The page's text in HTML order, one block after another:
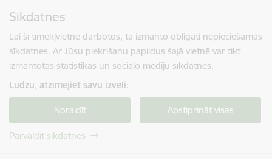
Sīkdatnes
Lai šī tīmekļvietne darbotos, tā izmanto obligāti nepieciešamās
sīkdatnes. Ar Jūsu piekrišanu papildus šajā vietnē var tikt
izmantotas statistikas un sociālo mediju sīkdatnes.
Lūdzu, atzīmējiet savu izvēli:
Noraidīt Apstiprināt visas
Pārvaldīt sīkdatnes